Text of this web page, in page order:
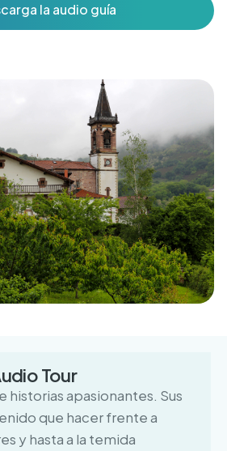
la audio guía
Tour
historias apasionantes. Sus
que hacer frente a
y hasta a la temida